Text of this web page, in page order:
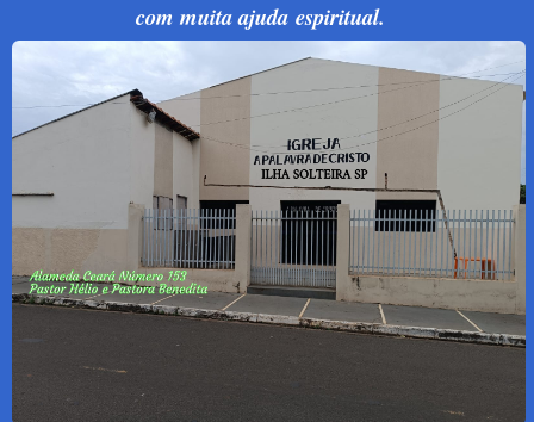
com muita ajuda espiritual.